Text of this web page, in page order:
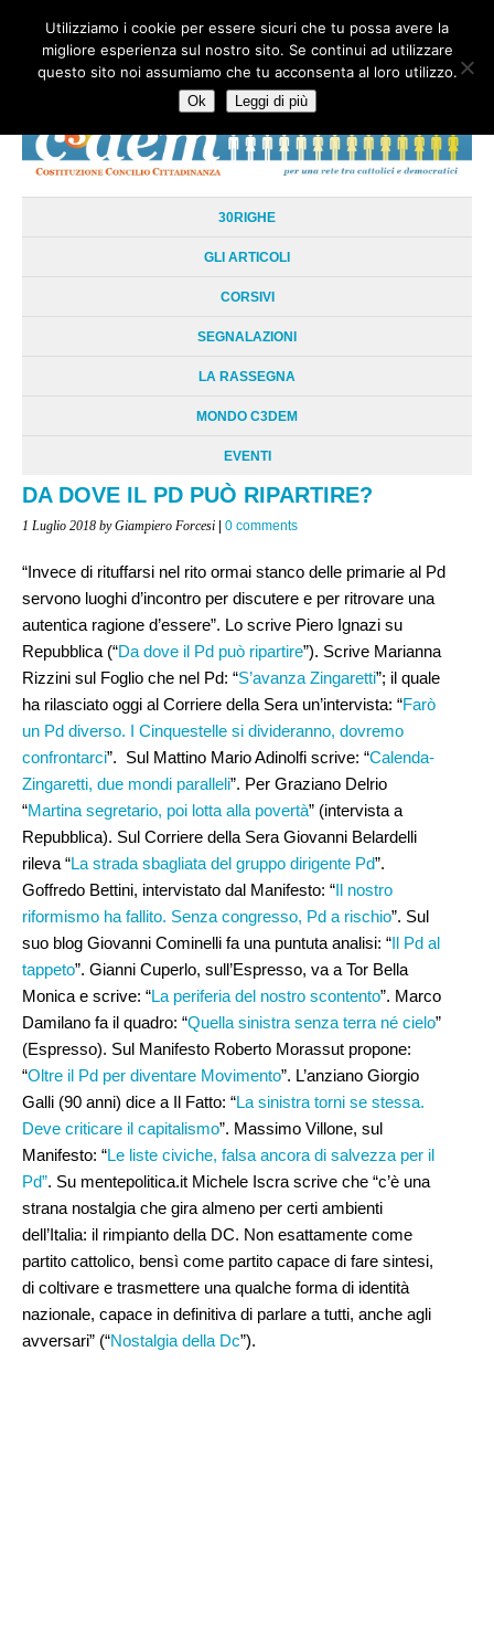
HOME CHI SIAMO LA RETE LE RADICI DOCUMENTAZIONE
AREE TEMATICHE
30RIGHE
GLI ARTICOLI
CORSIVI
SEGNALAZIONI
LA RASSEGNA
MONDO C3DEM
EVENTI
DA DOVE IL PD PUÒ RIPARTIRE?
1 Luglio 2018 by Giampiero Forcesi | 0 comments
“Invece di rituffarsi nel rito ormai stanco delle primarie al Pd
servono luoghi d’incontro per discutere e per ritrovare una
autentica ragione d’essere”. Lo scrive Piero Ignazi su
Repubblica (“Da dove il Pd può ripartire”). Scrive Marianna
Rizzini sul Foglio che nel Pd: “S’avanza Zingaretti”; il quale
ha rilasciato oggi al Corriere della Sera un’intervista: “Farò
un Pd diverso. I Cinquestelle si divideranno, dovremo
confrontarci”. Sul Mattino Mario Adinolfi scrive: “Calenda-
Zingaretti, due mondi paralleli”. Per Graziano Delrio
“Martina segretario, poi lotta alla povertà” (intervista a
Repubblica). Sul Corriere della Sera Giovanni Belardelli
rileva “La strada sbagliata del gruppo dirigente Pd”.
Goffredo Bettini, intervistato dal Manifesto: “Il nostro
riformismo ha fallito. Senza congresso, Pd a rischio”. Sul
suo blog Giovanni Cominelli fa una puntuta analisi: “Il Pd al
tappeto”. Gianni Cuperlo, sull’Espresso, va a Tor Bella
Monica e scrive: “La periferia del nostro scontento”. Marco
Damilano fa il quadro: “Quella sinistra senza terra né cielo”
(Espresso). Sul Manifesto Roberto Morassut propone:
“Oltre il Pd per diventare Movimento”. L’anziano Giorgio
Galli (90 anni) dice a Il Fatto: “La sinistra torni se stessa.
Deve criticare il capitalismo”. Massimo Villone, sul
Manifesto: “Le liste civiche, falsa ancora di salvezza per il
Pd”. Su mentepolitica.it Michele Iscra scrive che “c’è una
strana nostalgia che gira almeno per certi ambienti
dell’Italia: il rimpianto della DC. Non esattamente come
partito cattolico, bensì come partito capace di fare sintesi,
di coltivare e trasmettere una qualche forma di identità
nazionale, capace in definitiva di parlare a tutti, anche agli
avversari” (“Nostalgia della Dc”).
Utilizziamo i cookie per essere sicuri che tu possa avere la
migliore esperienza sul nostro sito. Se continui ad utilizzare
questo sito noi assumiamo che tu acconsenta al loro utilizzo.
Ok Leggi di più